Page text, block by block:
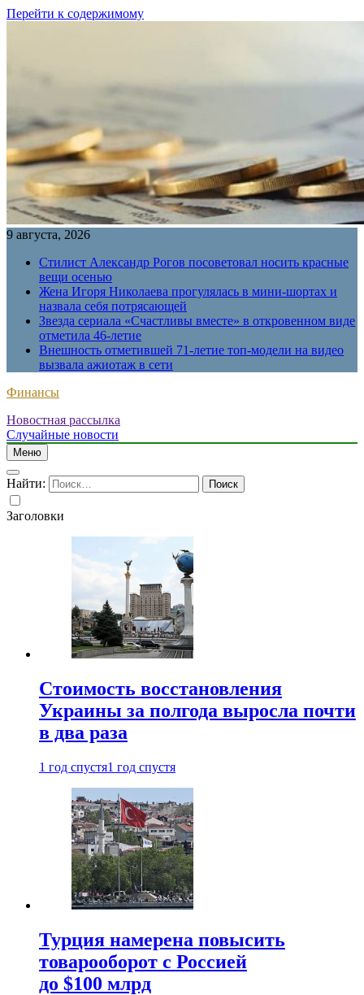
Перейти к содержимому
9 августа, 2026
Стилист Александр Рогов посоветовал носить красные
вещи осенью
Жена Игоря Николаева прогулялась в мини-шортах и
назвала себя потрясающей
Звезда сериала «Счастливы вместе» в откровенном виде
отметила 46-летие
Внешность отметившей 71-летие топ-модели на видео
вызвала ажиотаж в сети
Финансы
Новостная рассылка
Случайные новости
Меню
Найти:
Заголовки
Стоимость восстановления
Украины за полгода выросла почти
в два раза
1 год спустя1 год спустя
Турция намерена повысить
товарооборот с Россией
до $100 млрд